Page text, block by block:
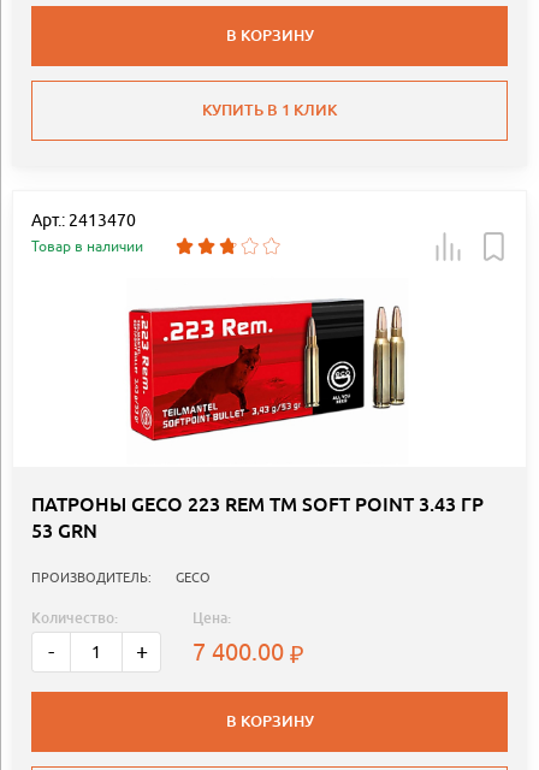
В КОРЗИНУ
КУПИТЬ В 1 КЛИК
Арт.: 2413470
Товар в наличии
ПАТРОНЫ GECO 223 REM TM SOFT POINT 3.43 ГР
53 GRN
ПРОИЗВОДИТЕЛЬ: GECO
Количество:
- +
Цена:
7 400.00
В КОРЗИНУ